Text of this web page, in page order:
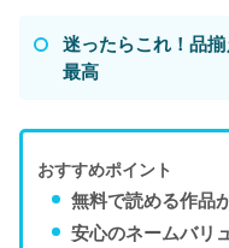
迷ったらこれ！品
最高
おすすめポイント
無料で読める作品
安心のネームバリ